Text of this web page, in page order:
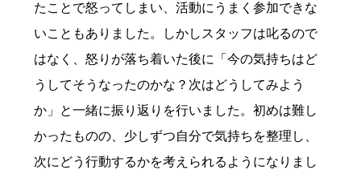
たことで怒ってしまい、活動にうまく参加できな
いこともありました。しかしスタッフは叱るので
はなく、怒りが落ち着いた後に「今の気持ちはど
うしてそうなったのかな？次はどうしてみよう
か」と一緒に振り返りを行いました。初めは難し
かったものの、少しずつ自分で気持ちを整理し、
次にどう行動するかを考えられるようになりまし